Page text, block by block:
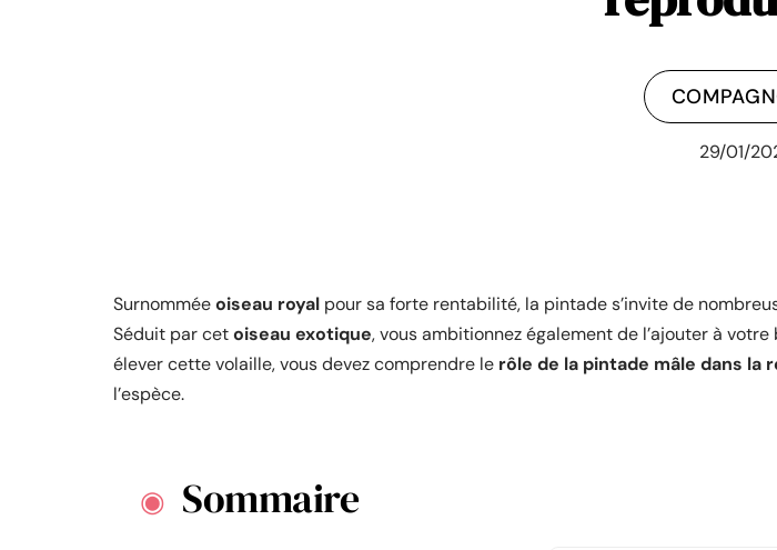
29/01/
Surnomméeoiseau royal pour sa forte rentabilité, la pintade s’invite de
Séduit par cetoiseau exotique, vous ambitionnez également de l’ajouter à
élever cette volaille, vous devez comprendre le rôle de la pintade mâle dans la
l’espèce.
Sommaire